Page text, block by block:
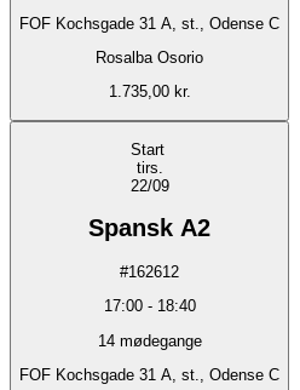
FOF Kochsgade 31 A, st., Odense C
Rosalba Osorio
1.735,00 kr.
Start
tirs.
22/09
Spansk A2
#162612
17:00- 18:40
14 mødegange
FOF Kochsgade 31 A, st., Odense C